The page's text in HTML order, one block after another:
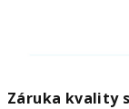
Záruka kvality